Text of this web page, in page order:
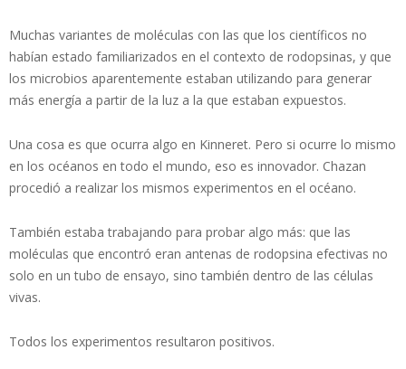
Muchas variantes de moléculas con las que los científicos no
habían estado familiarizados en el contexto de rodopsinas, y que
los microbios aparentemente estaban utilizando para generar
más energía a partir de la luz a la que estaban expuestos.
Una cosa es que ocurra algo en Kinneret. Pero si ocurre lo mismo
en los océanos en todo el mundo, eso es innovador. Chazan
procedió a realizar los mismos experimentos en el océano.
También estaba trabajando para probar algo más: que las
moléculas que encontró eran antenas de rodopsina efectivas no
solo en un tubo de ensayo, sino también dentro de las células
vivas.
Todos los experimentos resultaron positivos.